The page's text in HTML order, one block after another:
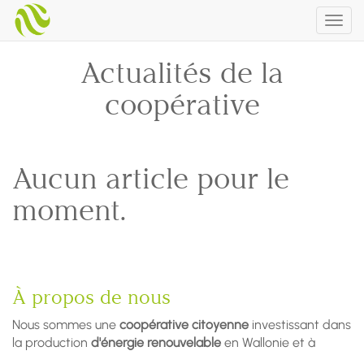
Actualités de la
coopérative
Aucun article pour le
moment.
À propos de nous
Nous sommes une coopérative citoyenne investissant dans
la production d'énergie renouvelable en Wallonie et à